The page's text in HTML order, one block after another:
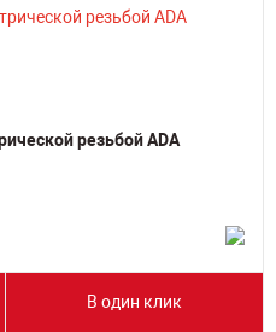
резьбой ADA
В один клик